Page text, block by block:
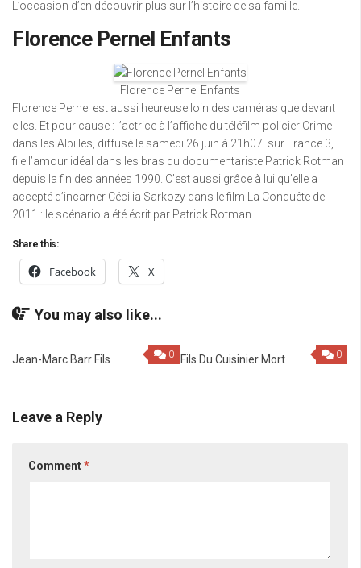
L’occasion d’en découvrir plus sur l’histoire de sa famille.
Florence Pernel Enfants
Florence Pernel Enfants
Florence Pernel est aussi heureuse loin des caméras que devant
elles. Et pour cause : l’actrice à l’affiche du téléfilm policier Crime
dans les Alpilles, diffusé le samedi 26 juin à 21h07. sur France 3,
file l’amour idéal dans les bras du documentariste Patrick Rotman
depuis la fin des années 1990. C’est aussi grâce à lui qu’elle a
accepté d’incarner Cécilia Sarkozy dans le film La Conquête de
2011 : le scénario a été écrit par Patrick Rotman.
Share this:
Facebook X
You may also like...
0
Jean-Marc Barr Fils 0
Fils Du Cuisinier Mort
Leave a Reply
Comment*